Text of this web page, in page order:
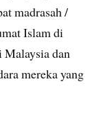
madrasah /
Islam di
Malaysia dan
mereka yang